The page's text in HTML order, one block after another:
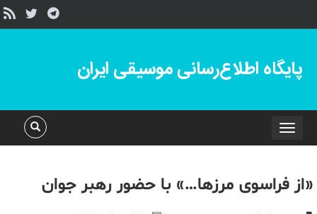
پایگاه اطلاع‌رسانی موسیقی ایران
Toggle
navigation
«از فراسوی مرزها…» با حضور رهبر جوان